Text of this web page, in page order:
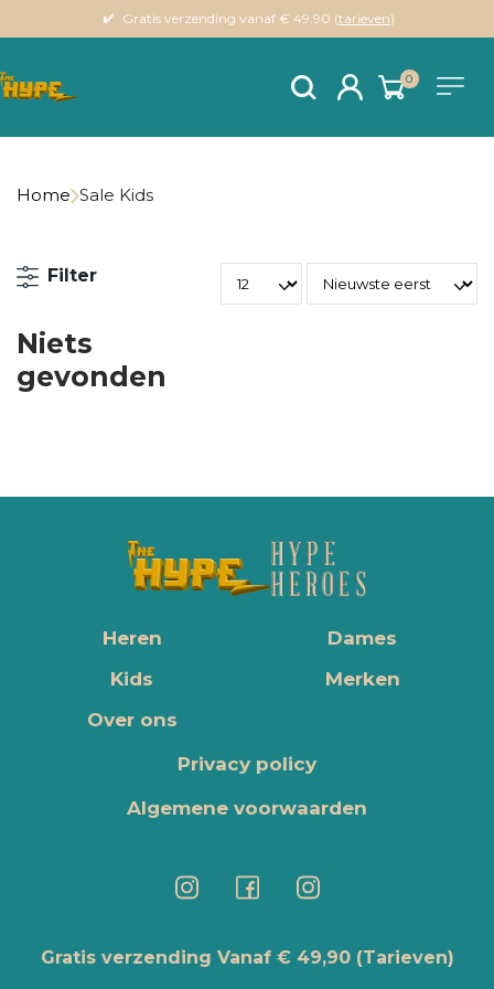
Gratis verzending vanaf € 49.90 (tarieven)
0
Home Sale Kids
Filter
Niets
gevonden
Heren
Dames
Kids
Merken
Over ons
Privacy policy
Algemene voorwaarden
Gratis verzending Vanaf € 49,90 (Tarieven)